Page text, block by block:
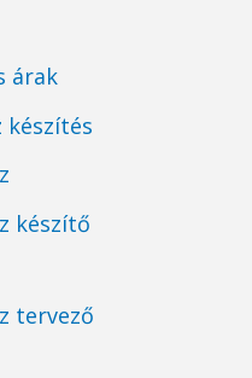
árak
készítés
készítő
tervező